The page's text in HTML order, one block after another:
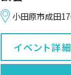
小田原市成田
イベント詳細